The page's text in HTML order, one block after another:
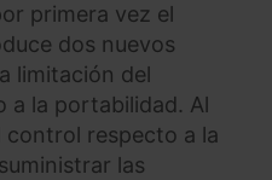
primera vez el
dos nuevos
limitación del
a la portabilidad. Al
control respecto a la
las